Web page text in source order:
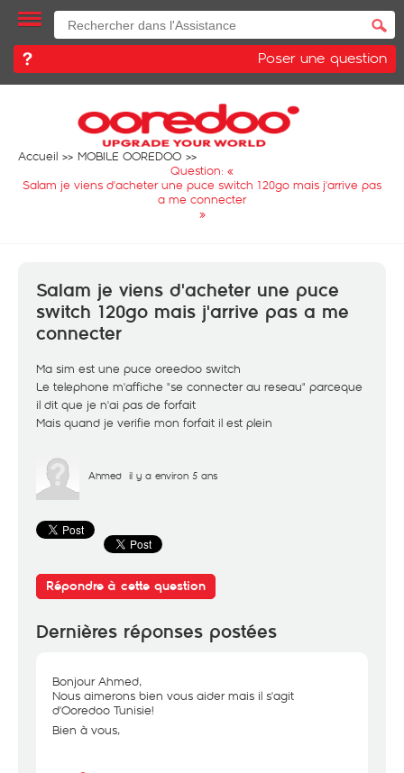
Poser une question
Accueil
MOBILE OOREDOO
Question: «
Salam je viens d'acheter une puce switch 120go mais j'arrive pas
a me connecter
»
Salam je viens d'acheter une puce
switch 120go mais j'arrive pas a me
connecter
Ma sim est une puce oreedoo switch
Le telephone m'affiche "se connecter au reseau" parceque
il dit que je n'ai pas de forfait
Mais quand je verifie mon forfait il est plein
Ahmed il y a environ 5 ans
Répondre à cette question
Dernières réponses postées
Bonjour Ahmed,
Nous aimerons bien vous aider mais il s'agit
d'Ooredoo Tunisie!
Bien à vous,